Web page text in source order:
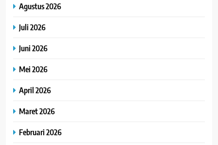
Agustus 2026
Juli 2026
Juni 2026
Mei 2026
April 2026
Maret 2026
Februari 2026